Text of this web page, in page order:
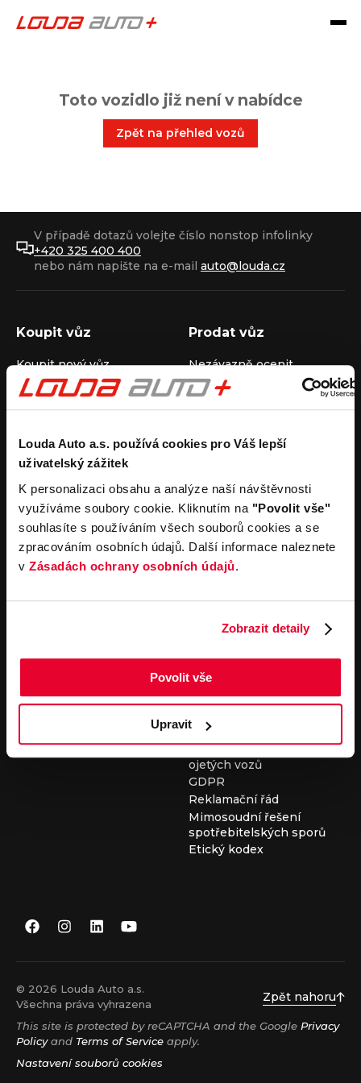
Louda Auto a.s. používá cookies pro Váš lepší
uživatelský zážitek
K personalizaci obsahu a analýze naší návštěvnosti
využíváme soubory cookie. Kliknutím na "Povolit vše"
souhlasíte s používáním všech souborů cookies a se
zpracováním osobních údajů. Další informace naleznete
v Zásadách ochrany osobních údajů.
Zobrazit detaily
Povolit vše
Upravit
Toto vozidlo již není v nabídce
Zpět na přehled vozů
V případě dotazů volejte číslo nonstop infolinky
+420 325 400 400
nebo nám napište na e-mail auto@louda.cz
Koupit vůz
Koupit nový vůz
Koupit ojetý vůz
Koupit užitkový vůz
Prodat vůz
Nezávazně ocenit
Průběh výkupu vozu
Pronájem
Carsharing
Autopůjčovna
Operativní leasing
Společnost
Louda Auto+ Poděbrady
Obytné vozy
Novinky
Kariéra
Servisní služby
Servis
Důležité odkazy
Cookies
Všeobecné obchodní
podmínky pro online
vozidel
Všeobecné obchodní
podmínky pro provádění
servisních prací
Všeobecné obchodní
podmínky při nákupu
ojetých vozů
GDPR
Reklamační řád
Mimosoudní řešení
spotřebitelských sporů
Etický kodex
© 2026 Louda Auto a.s.
Všechna práva vyhrazena
Zpět nahoru
This site is protected by reCAPTCHA and the Google Privacy
Policyand Terms of Service apply.
Nastavení souborů cookies